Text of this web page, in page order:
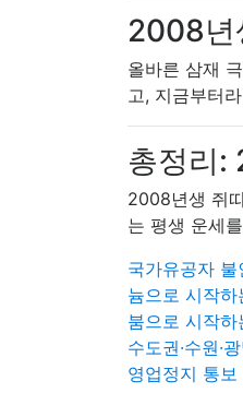
2008년
올바른 삼재
고, 지금부터
총정리:
2008년생 쥐
는 평생 운세
국가유공자 불
늄으로 시작
붐으로 시작
수도권·수원·
영업정지 통